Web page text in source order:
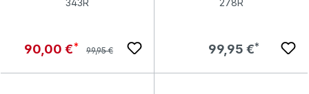
343R
Verkaufspreis:
90,00 € Regulärer Preis:
99,95 €
278R
Regulärer Preis:
99,95 €